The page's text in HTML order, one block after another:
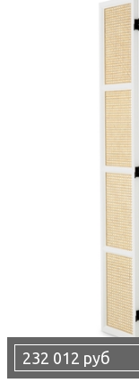
232 012 руб